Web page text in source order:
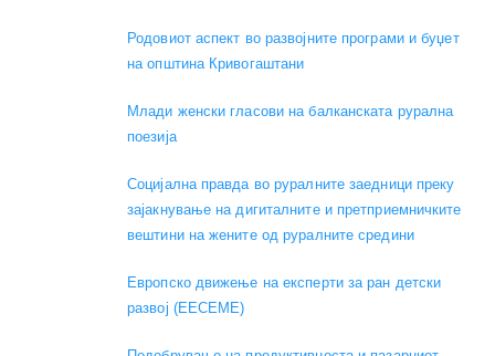
Родовиот аспект во развојните програми и буџет
на општина Кривогаштани
Mлади женски гласови на балканската рурална
поезија
Социјална правда во руралните заедници преку
зајакнување на дигиталните и претприемничките
вештини на жените од руралните средини
Европско движење на експерти за ран детски
развој (EECEME)